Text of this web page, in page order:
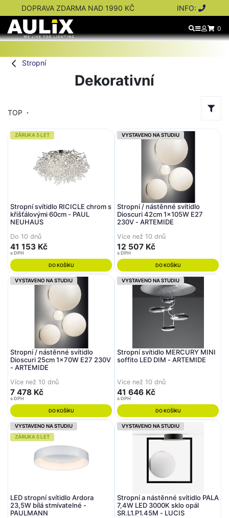
DOPRAVA ZDARMA NAD 1990 KČ INFO:
0
Stropní
Dekorativní
TOP
ZÁRUKA 5 LET
Stropní svítidlo RICICLE chrom s
křišťálovými 60cm - PAUL
NEUHAUS
Do 10 dnů
41 153 Kč
s DPH
DO KOŠÍKU
VYSTAVENO NA STUDIU
Stropní / nástěnné svítidlo
Dioscuri 42cm 1x105W E27
230V - ARTEMIDE
Více než 10 dnů
12 507 Kč
s DPH
DO KOŠÍKU
VYSTAVENO NA STUDIU
Stropní / nástěnné svítidlo
Dioscuri 25cm 1x70W E27 230V
- ARTEMIDE
Více než 10 dnů
7 478 Kč
s DPH
DO KOŠÍKU
VYSTAVENO NA STUDIU
Stropní svítidlo MERCURY MINI
soffito LED DIM - ARTEMIDE
Více než 10 dnů
41 646 Kč
s DPH
DO KOŠÍKU
VYSTAVENO NA STUDIU
ZÁRUKA 5 LET
LED stropní svítidlo Ardora
23,5W bílá stmívatelné -
PAULMANN
VYSTAVENO NA STUDIU
Stropní a nástěnné svítidlo PALA
7,4W LED 3000K sklo opál
SR.L1.P1.45M - LUCIS